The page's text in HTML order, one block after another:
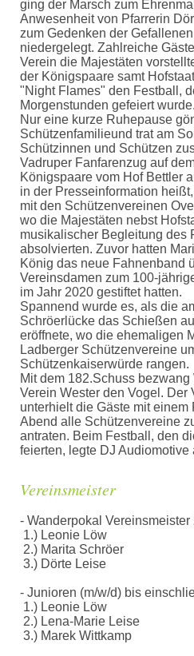
ging der Marsch zum
Anwesenheit von Pfarrerin
zum Gedenken der
niedergelegt. Zahlreiche
Verein die Majestäten
der Königspaare samt
"Night Flames" den Festball,
Morgenstunden gefeiert wurde.
Nur eine kurze Ruhepause
Schützenfamilieund trat am
Schützinnen und Schützen
Vadruper Fanfarenzug auf
Königspaare vom Hof Bettler
in der Presseinformation
mit den Schützenvereinen
wo die Majestäten nebst
musikalischer Begleitung des
absolvierten. Zuvor hatten
König das neue Fahnenband
Vereinsdamen zum 100-
im Jahr 2020 gestiftet hatten.
Spannend wurde es, als die
Schröerlücke das Schießen
eröffnete, wo die ehemaligen
Ladberger Schützenvereine
Schützenkaiserwürde rangen.
Mit dem 182.Schuss
Verein Wester den Vogel. Der
unterhielt die Gäste mit einem
Abend alle Schützenvereine
antraten. Beim Festball, den
feierten, legte DJ Audiomotive
Vereinsmeister
- Wanderpokal Vereinsmeister
1.) Leonie Löw
2.) Marita Schröer
3.) Dörte Leise
- Junioren (m/w/d) bis
1.) Leonie Löw
2.) Lena-Marie Leise
3.) Marek Wittkamp